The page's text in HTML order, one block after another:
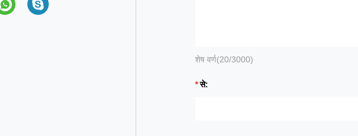
शेष वर्ण(20/3000)
से: